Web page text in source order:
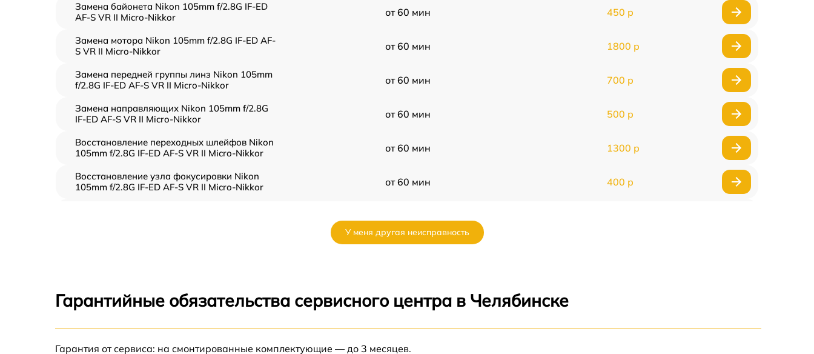
Замена байонета Nikon 105mm f/2.8G IF-ED
AF-S VR II Micro-Nikkor
от 60 мин 450 р
Замена мотора Nikon 105mm f/2.8G IF-ED AF-
S VR II Micro-Nikkor
от 60 мин 1800 р
Замена передней группы линз Nikon 105mm
f/2.8G IF-ED AF-S VR II Micro-Nikkor
от 60 мин 700 р
Замена направляющих Nikon 105mm f/2.8G
IF-ED AF-S VR II Micro-Nikkor
от 60 мин 500 р
Восстановление переходных шлейфов Nikon
105mm f/2.8G IF-ED AF-S VR II Micro-Nikkor
от 60 мин 1300 р
Восстановление узла фокусировки Nikon
105mm f/2.8G IF-ED AF-S VR II Micro-Nikkor
от 60 мин 400 р
S VR II Micro-Nikkor
VR II Micro-Nikkor
от 60 мин 400 р
У меня другая неисправность
Гарантийные обязательства сервисного центра в Челябинске
Гарантия от сервиса: на смонтированные комплектующие — до 3 месяцев.